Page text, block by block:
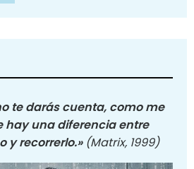
te darás cuenta, como me
hay una diferencia entre
y recorrerlo.» (Matrix, 1999)